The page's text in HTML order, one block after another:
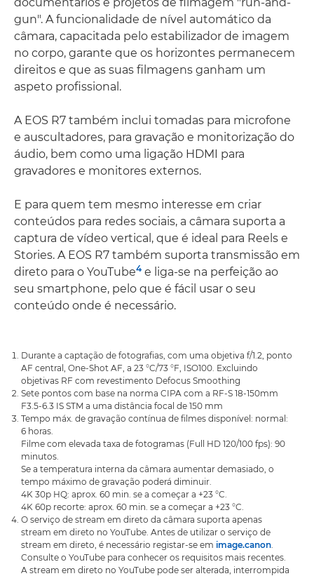
gun". A funcionalidade de nível automático da
câmara, capacitada pelo estabilizador de imagem
no corpo, garante que os horizontes permanecem
direitos e que as suas filmagens ganham um
aspeto profissional.
A EOS R7 também inclui tomadas para microfone
e auscultadores, para gravação e monitorização do
áudio, bem como uma ligação HDMI para
gravadores e monitores externos.
E para quem tem mesmo interesse em criar
conteúdos para redes sociais, a câmara suporta a
captura de vídeo vertical, que é ideal para Reels e
Stories. A EOS R7 também suporta transmissão em
direto para o YouTube4 e liga-se na perfeição ao
seu smartphone, pelo que é fácil usar o seu
conteúdo onde é necessário.
Durante a captação de fotografias, com uma objetiva f/1.2, ponto
AF central, One-Shot AF, a 23 °C/73 °F, ISO100. Excluindo
objetivas RF com revestimento Defocus Smoothing
Sete pontos com base na norma CIPA com a RF-S 18-150mm
F3.5-6.3 IS STM a uma distância focal de 150 mm
Tempo máx. de gravação contínua de filmes disponível: normal:
6 horas.
Filme com elevada taxa de fotogramas (Full HD 120/100 fps): 90
minutos.
Se a temperatura interna da câmara aumentar demasiado, o
tempo máximo de gravação poderá diminuir.
4K 30p HQ: aprox. 60 min. se a começar a +23 °C.
4K 60p recorte: aprox. 60 min. se a começar a +23 °C.
O serviço de stream em direto da câmara suporta apenas
stream em direto no YouTube. Antes de utilizar o serviço de
stream em direto, é necessário registar-se em image.canon.
Consulte o YouTube para conhecer os requisitos mais recentes.
A stream em direto no YouTube pode ser alterada, interrompida